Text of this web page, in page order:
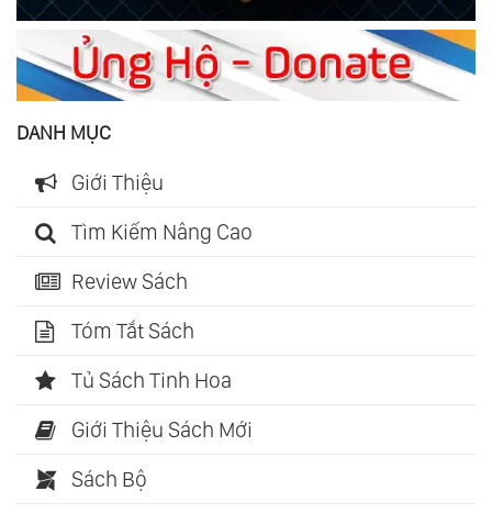
DANH MỤC
Giới Thiệu
Tìm Kiếm Nâng Cao
Review Sách
Tóm Tắt Sách
Tủ Sách Tinh Hoa
Giới Thiệu Sách Mới
Sách Bộ